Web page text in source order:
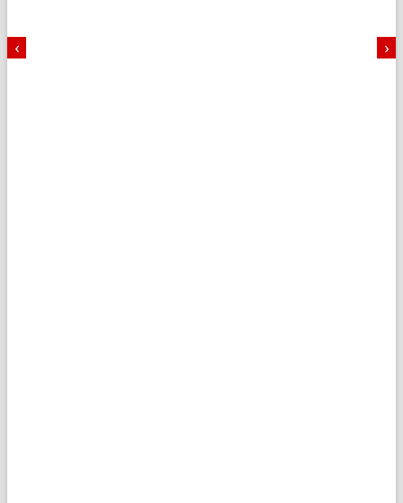
‹ ›